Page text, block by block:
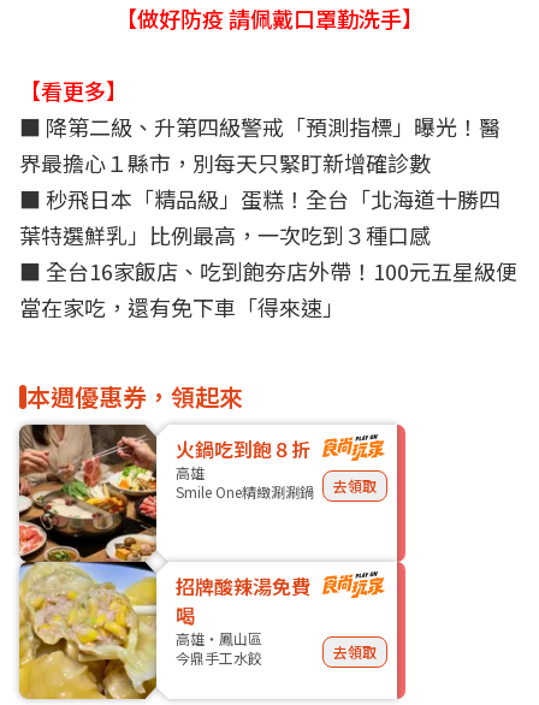
【做好防疫 請佩戴口罩勤洗手】
【看更多】
■ 降第二級、升第四級警戒「預測指標」曝光！醫
界最擔心１縣市，別每天只緊盯新增確診數
■秒飛日本「精品級」蛋糕！全台「北海道十勝四
葉特選鮮乳」比例最高，一次吃到３種口感
■ 全台16家飯店、吃到飽夯店外帶！100元五星級便
當在家吃，還有免下車「得來速」
本週優惠券，領起來
火鍋吃到飽８折
高雄
Smile One精緻涮涮鍋
去領取
招牌酸辣湯免費
喝
高雄・鳳山區
今鼎手工水餃
去領取